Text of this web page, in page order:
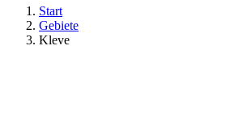
Start
Gebiete
Kleve